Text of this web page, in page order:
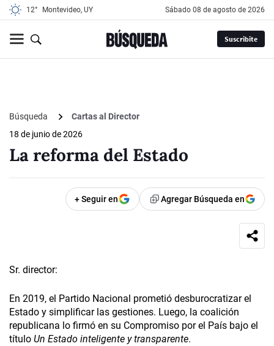
12° Montevideo, UY sábado 08 de agosto de 2026
Suscribite
Búsqueda
Cartas al Director
18 de junio de 2026
La reforma del Estado
+ Seguir en Agregar Búsqueda en
Sr. director:
En 2019, el Partido Nacional prometió desburocratizar el
Estado y simplificar las gestiones. Luego, la coalición
republicana lo firmó en su Compromiso por el País bajo el
título Un Estado inteligente y transparente.